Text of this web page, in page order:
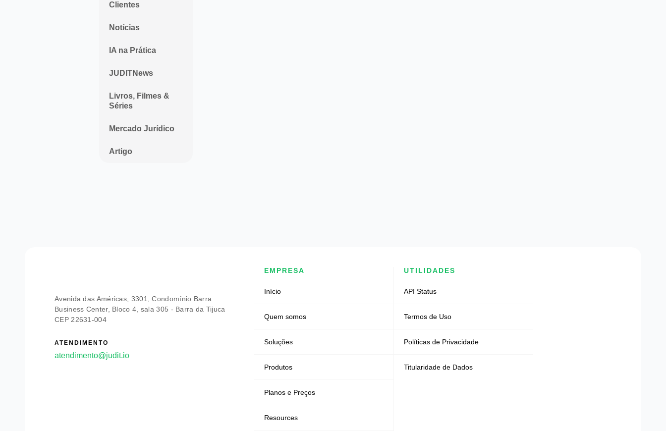
Clientes
Notícias
IA na Prática
JUDITNews
Livros, Filmes &
Séries
Mercado Jurídico
Artigo
Avenida das Américas, 3301, Condomínio Barra
Business Center, Bloco 4, sala 305 - Barra da Tijuca
CEP 22631-004
ATENDIMENTO
atendimento@judit.io
EMPRESA
Início
Quem somos
Soluções
Produtos
Planos e Preços
Resources
UTILIDADES
API Status
Termos de Uso
Políticas de Privacidade
Titularidade de Dados